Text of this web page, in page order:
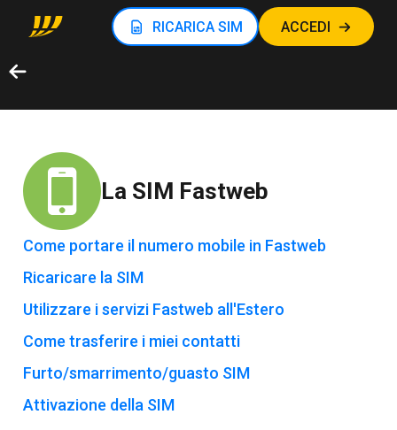
RICARICA SIM ACCEDI
La SIM Fastweb
Come portare il numero mobile in Fastweb
Ricaricare la SIM
Utilizzare i servizi Fastweb all'Estero
Come trasferire i miei contatti
Furto/smarrimento/guasto SIM
Attivazione della SIM